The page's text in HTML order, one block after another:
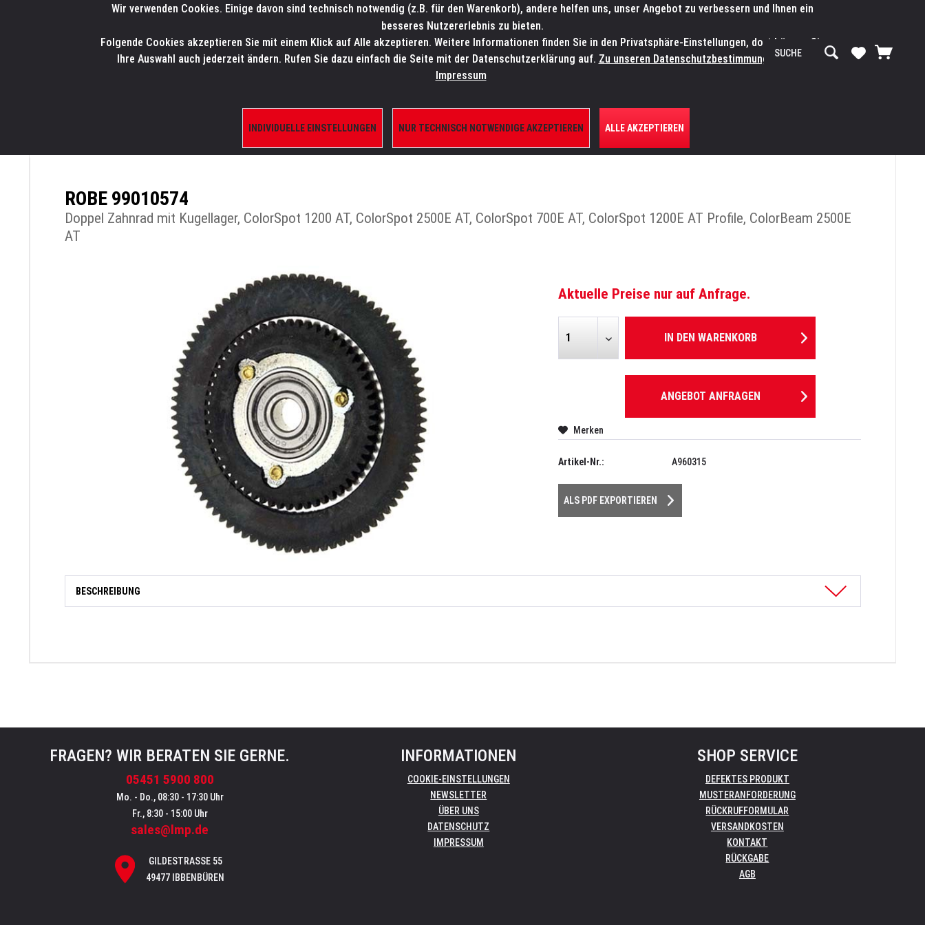
SALES-HOTLINE: +49 5451 5900-800 24/7: sales@lmp.de SERVICE-WERKSTATT Service/Hilfe
HOME PRODUKTE/SHOP MARKEN AKTUELLES SERVICE ÜBER UNS
ERSATZTEILE
ROBE 99010574
Doppel Zahnrad mit Kugellager, ColorSpot 1200 AT, ColorSpot 2500E AT, ColorSpot 700E AT, ColorSpot 1200E AT Profile, ColorBeam 2500E
AT
Aktuelle Preise nur auf Anfrage.
IN DEN WARENKORB
ANGEBOT ANFRAGEN
Merken
Artikel-Nr.: A960315
ALS PDF EXPORTIEREN
BESCHREIBUNG
FRAGEN? WIR BERATEN SIE GERNE.
05451 5900 800
Mo. - Do., 08:30 - 17:30 Uhr
Fr., 8:30 - 15:00 Uhr
sales@lmp.de
GILDESTRASSE 55
49477 IBBENBÜREN
INFORMATIONEN
COOKIE-EINSTELLUNGEN
NEWSLETTER
ÜBER UNS
DATENSCHUTZ
IMPRESSUM
SHOP SERVICE
DEFEKTES PRODUKT
MUSTERANFORDERUNG
RÜCKRUFFORMULAR
VERSANDKOSTEN
KONTAKT
RÜCKGABE
AGB
Wir verwenden Cookies. Einige davon sind technisch notwendig (z.B. für den Warenkorb), andere helfen uns, unser Angebot zu verbessern und Ihnen ein
besseres Nutzererlebnis zu bieten.
Folgende Cookies akzeptieren Sie mit einem Klick auf Alle akzeptieren. Weitere Informationen finden Sie in den Privatsphäre-Einstellungen, dort können Sie
Ihre Auswahl auch jederzeit ändern. Rufen Sie dazu einfach die Seite mit der Datenschutzerklärung auf. Zu unseren Datenschutzbestimmungen. Zum
Impressum
INDIVIDUELLE EINSTELLUNGEN NUR TECHNISCH NOTWENDIGE AKZEPTIEREN ALLE AKZEPTIEREN